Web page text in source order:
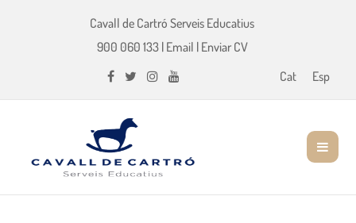
Cavall de Cartró Serveis Educatius
900 060 133| Email | Enviar CV
Cat
Esp